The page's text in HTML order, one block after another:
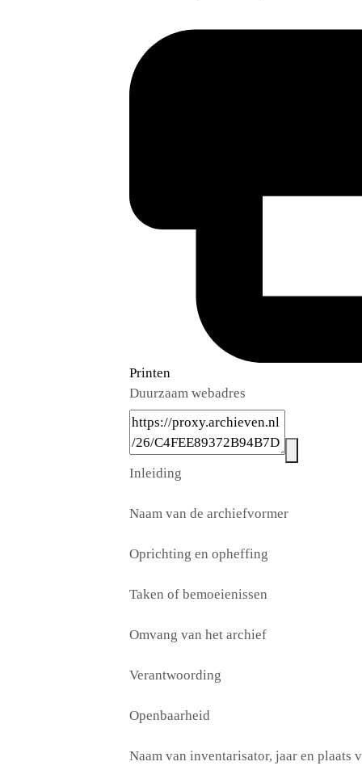
Printen
Duurzaam webadres
Inleiding
Naam van de archiefvormer
Oprichting en opheffing
Taken of bemoeienissen
Omvang van het archief
Verantwoording
Openbaarheid
Naam van inventarisator, jaar en plaats